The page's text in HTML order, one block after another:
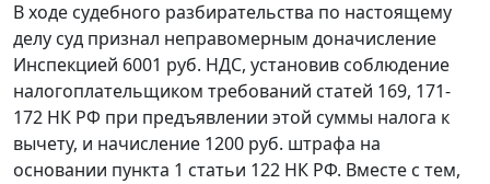
В ходе судебного разбирательства по настоящему
делу суд признал неправомерным доначисление
Инспекцией 6001 руб. НДС, установив соблюдение
налогоплательщиком требований статей 169, 171-
172 НК РФ при предъявлении этой суммы налога к
вычету, и начисление 1200 руб. штрафа на
основании пункта 1 статьи 122 НК РФ. Вместе с тем,